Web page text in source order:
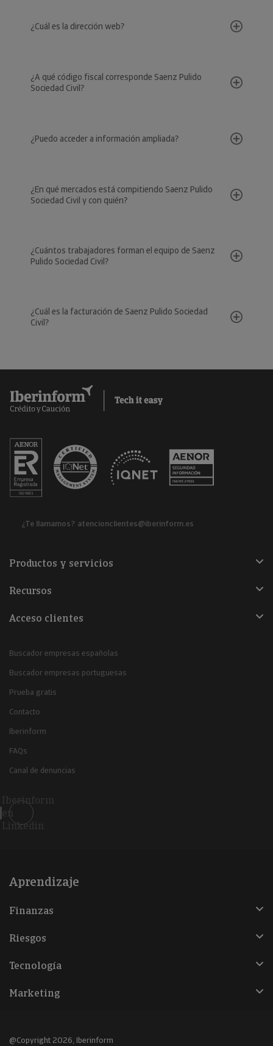
¿Cuál es la dirección web?
¿A qué código fiscal corresponde Saenz Pulido
Sociedad Civil?
¿Puedo acceder a información ampliada?
¿En qué mercados está compitiendo Saenz Pulido
Sociedad Civil y con quién?
¿Cuántos trabajadores forman el equipo de Saenz
Pulido Sociedad Civil?
¿Cuál es la facturación de Saenz Pulido Sociedad
Civil?
¿Te llamamos? atencionclientes@iberinform.es
Productos y servicios
Recursos
Acceso clientes
Buscador empresas españolas
Buscador empresas portuguesas
Prueba gratis
Contacto
Iberinform
FAQs
Canal de denuncias
Iberinform
en
Linkedin
Aprendizaje
Finanzas
Riesgos
Tecnología
Marketing
@Copyright 2026, Iberinform